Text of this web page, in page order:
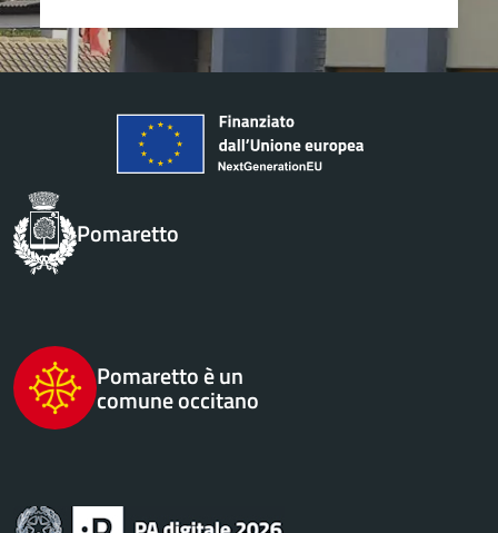
Pomaretto
Pomaretto è un
comune occitano